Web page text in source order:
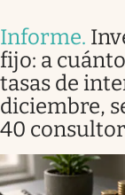
Informe.
fijo: a
tasas de
diciembre,
40